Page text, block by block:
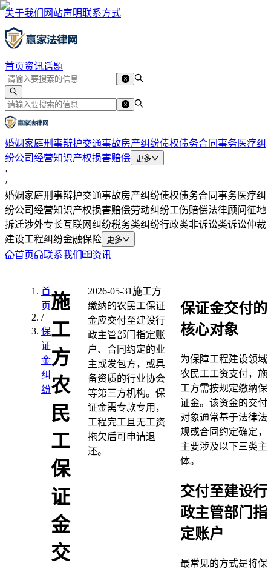
关于我们 网站声明联系方式
首页资讯话题
婚姻家庭刑事辩护交通事故房产纠纷债权债务合同事务医疗纠
纷公司经营知识产权损害赔偿 更多
‹
›
婚姻家庭刑事辩护交通事故房产纠纷债权债务合同事务医疗纠
纷公司经营知识产权损害赔偿劳动纠纷工伤赔偿法律顾问征地
拆迁涉外专长互联网纠纷税务类纠纷行政类非诉讼类诉讼仲裁
建设工程纠纷金融保险 更多
首页 联系我们 资讯
首
页
/
保
证
金
纠
纷
施
工
方
农
民
工
保
证
金
交
2026-05-31施工方
缴纳的农民工保证
金应交付至建设行
政主管部门指定账
户、合同约定的业
主或发包方，或具
备资质的行业协会
等第三方机构。保
证金需专款专用，
工程完工且无工资
拖欠后可申请退
还。
保证金交付的
核心对象
为保障工程建设领域
农民工工资支付，施
工方需按规定缴纳保
证金。该资金的交付
对象通常基于法律法
规或合同约定确定，
主要涉及以下三类主
体。
交付至建设行
政主管部门指
定账户
最常见的方式是将保